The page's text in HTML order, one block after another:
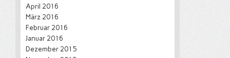
April 2016
März 2016
Februar 2016
Januar 2016
Dezember 2015